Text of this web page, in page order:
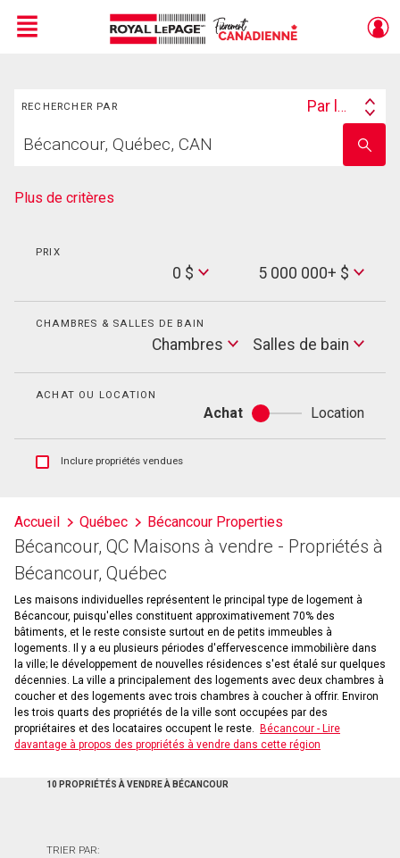
Menu
RECHERCHER PAR
Search
Par lieu
votre
nom
Plus de critères
PRIX
0 $
Max
Price
5 000 000+ $
CHAMBRES & SALLES DE BAIN
Chambres
Salles
de
Salles de bain
ACHAT OU LOCATION
Achat
Achat
ou
Location
Afficher
et
les
d'inscriptions
Inclure propriétés vendues
Accueil Québec Bécancour Properties
Bécancour, QC Maisons à vendre - Propriétés à
Bécancour, Québec
Les maisons individuelles représentent le principal type de logement à
Bécancour, puisqu'elles constituent approximativement 70% des
bâtiments, et le reste consiste surtout en de petits immeubles à
logements. Il y a eu plusieurs périodes d'effervescence immobilière dans
la ville; le développement de nouvelles résidences s'est étalé sur quelques
décennies. La ville a principalement des logements avec deux chambres à
coucher et des logements avec trois chambres à coucher à offrir. Environ
les trois quarts des propriétés de la ville sont occupées par des
propriétaires et des locataires occupent le reste.
Bécancour - Lire
davantage à propos des propriétés à vendre dans cette région
10 PROPRIÉTÉS À VENDRE À BÉCANCOUR
TRIER PAR: